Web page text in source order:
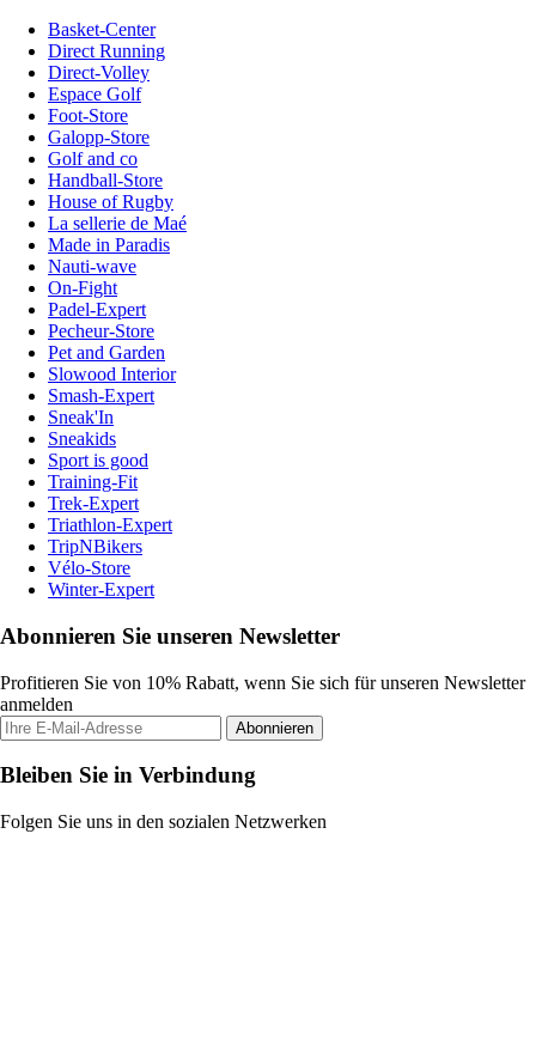
Basket-Center
Direct Running
Direct-Volley
Espace Golf
Foot-Store
Galopp-Store
Golf and co
Handball-Store
House of Rugby
La sellerie de Maé
Made in Paradis
Nauti-wave
On-Fight
Padel-Expert
Pecheur-Store
Pet and Garden
Slowood Interior
Smash-Expert
Sneak'In
Sneakids
Sport is good
Training-Fit
Trek-Expert
Triathlon-Expert
TripNBikers
Vélo-Store
Winter-Expert
Abonnieren Sie unseren Newsletter
Profitieren Sie von 10% Rabatt, wenn Sie sich für unseren Newsletter
anmelden
Abonnieren
Bleiben Sie in Verbindung
Folgen Sie uns in den sozialen Netzwerken